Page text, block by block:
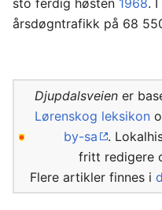
sto ferdig høsten 1968. I
årsdøgntrafikk på 68
Djupdalsveiener
Lørenskog leksikon
by-sa
.
fritt redigere
Flere artikler finnes i